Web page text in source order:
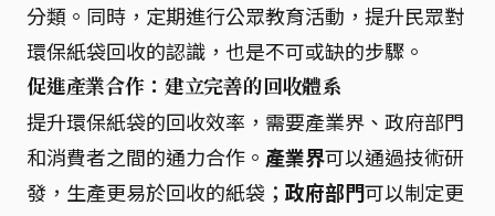
分類。同時，定期進行公眾教育活動，提升民眾對
環保紙袋回收的認識，也是不可或缺的步驟。
促進產業合作：建立完善的回收體系
提升環保紙袋的回收效率，需要產業界、政府部門
和消費者之間的通力合作。 產業界可以通過技術研
發，生產更易於回收的紙袋； 政府部門可以制定更